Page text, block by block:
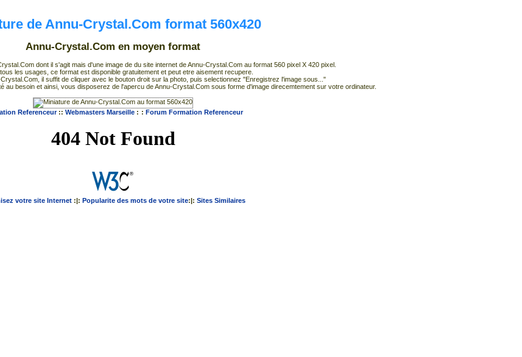
de Annu-Crystal.Com format 560x420
Annu-Crystal.Com en moyen format
dont il s'agit mais d'une image de du site internet de Annu-Crystal.Com au format 560 pixel X 420 pixel.
les usages, ce format est disponible gratuitement et peut etre aisement recupere.
il suffit de cliquer avec le bouton droit sur la photo, puis selectionnez "Enregistrez l'image sous..."
au besoin et ainsi, vous disposerez de l'apercu de Annu-Crystal.Com sous forme d'image direcemtement sur votre ordinateur.
Referenceur:: Webmasters Marseille : : Forum Formation Referenceur
votre site Internet:|: Popularite des mots de votre site:|: Sites Similaires